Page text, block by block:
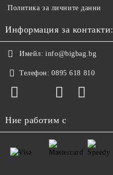
Политика за личните данни
Информация за контакти:
Имейл: info@bigbag.bg
Телефон: 0895 618 810
Ние работим с